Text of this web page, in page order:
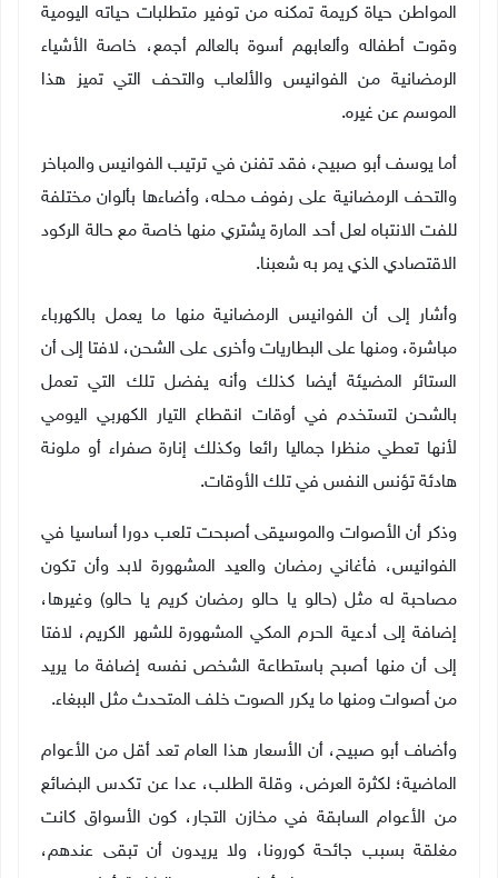
المواطن حياة كريمة تمكنه من توفير متطلبات حياته اليومية
وقوت أطفاله وألعابهم أسوة بالعالم أجمع، خاصة الأشياء
الرمضانية من الفوانيس والألعاب والتحف التي تميز هذا
الموسم عن غيره.
أما يوسف أبو صبيح، فقد تفنن في ترتيب الفوانيس والمباخر
والتحف الرمضانية على رفوف محله، وأضاءها بألوان مختلفة
للفت الانتباه لعل أحد المارة يشتري منها خاصة مع حالة الركود
الاقتصادي الذي يمر به شعبنا.
وأشار إلى أن الفوانيس الرمضانية منها ما يعمل بالكهرباء
مباشرة، ومنها على البطاريات وأخرى على الشحن، لافتا إلى أن
الستائر المضيئة أيضا كذلك وأنه يفضل تلك التي تعمل
بالشحن لتستخدم في أوقات انقطاع التيار الكهربي اليومي
لأنها تعطي منظرا جماليا رائعا وكذلك إنارة صفراء أو ملونة
هادئة تؤنس النفس في تلك الأوقات.
وذكر أن الأصوات والموسيقى أصبحت تلعب دورا أساسيا في
الفوانيس، فأغاني رمضان والعيد المشهورة لابد وأن تكون
مصاحبة له مثل (حالو يا حالو رمضان كريم يا حالو) وغيرها،
إضافة إلى أدعية الحرم المكي المشهورة للشهر الكريم، لافتا
إلى أن منها أصبح باستطاعة الشخص نفسه إضافة ما يريد
من أصوات ومنها ما يكرر الصوت خلف المتحدث مثل الببغاء.
وأضاف أبو صبيح، أن الأسعار هذا العام تعد أقل من الأعوام
الماضية؛ لكثرة العرض، وقلة الطلب، عدا عن تكدس البضائع
من الأعوام السابقة في مخازن التجار، كون الأسواق كانت
مغلقة بسبب جائحة كورونا، ولا يريدون أن تبقى عندهم،